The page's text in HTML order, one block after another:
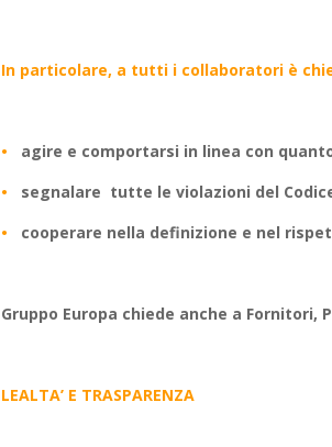
In particolare, a tutti i collaboratori è
•
agire e comportarsi in linea con
•
segnalare tutte le violazioni del
•
cooperare nella definizione e nel
Gruppo Europa chiede anche a
LEALTA’ E TRASPARENZA